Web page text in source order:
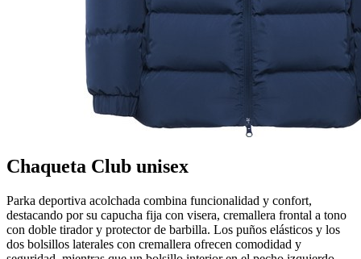
Chaqueta Club unisex
Parka deportiva acolchada combina funcionalidad y confort,
destacando por su capucha fija con visera, cremallera frontal a tono
con doble tirador y protector de barbilla. Los puños elásticos y los
dos bolsillos laterales con cremallera ofrecen comodidad y